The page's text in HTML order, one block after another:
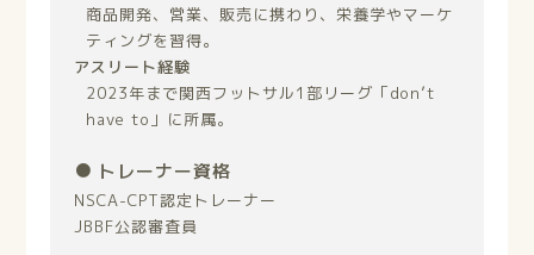
商品開発、営業、販売に携わり、栄養学やマーケ
ティングを習得。
アスリート経験
2023年まで関西フットサル1部リーグ「don’t
have to」に所属。
トレーナー資格
NSCA-CPT認定トレーナー
JBBF公認審査員